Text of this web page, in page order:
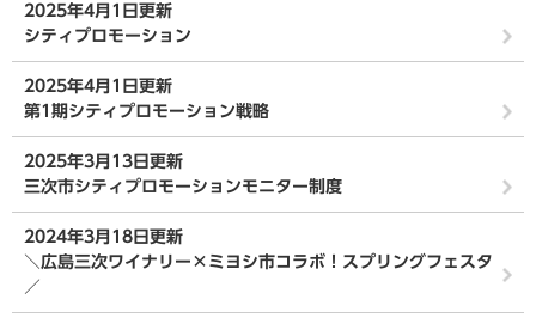
2025年4月1日更新
シティプロモーション
2025年4月1日更新
第1期シティプロモーション戦略
2025年3月13日更新
三次市シティプロモーションモニター制度
2024年3月18日更新
＼広島三次ワイナリー×ミヨシ市コラボ！スプリングフェスタ
／